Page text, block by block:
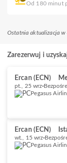
Od 180 minut
Ostatnia aktualizacja w
Zarezerwuj i
Ercan (ECN)
pt., 25 wrz
Pegasus
Ercan (ECN)
wt., 15 wrz
Pegasus